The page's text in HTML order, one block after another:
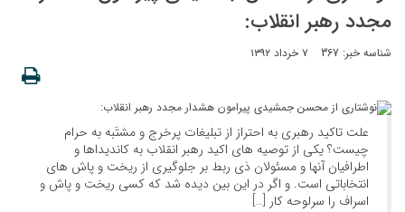
مجدد رهبر انقلاب:
شناسه خبر: 367 ۷ خرداد ۱۳۹۲
علت تاکید رهبری به احتراز از تبلیغات پرخرج و مشتَبه به حرام
چیست؟ یکی از توصیه های اکید رهبر انقلاب به کاندیداها و
اطرافیان آنها و مسئولان ذی ربط بر جلوگیری از ریخت و پاش های
انتخاباتی است. و اگر در این بین دیده شد که کسی ریخت و پاش و
اسراف را سرلوحه کار […]